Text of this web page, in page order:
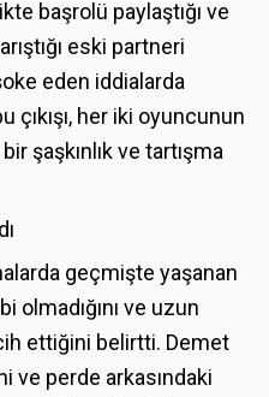
başrolü paylaştığı ve
eski partneri
eden iddialarda
çıkışı, her iki oyuncunun
şaşkınlık ve tartışma
geçmişte yaşanan
olmadığını ve uzun
ettiğini belirtti. Demet
ve perde arkasındaki